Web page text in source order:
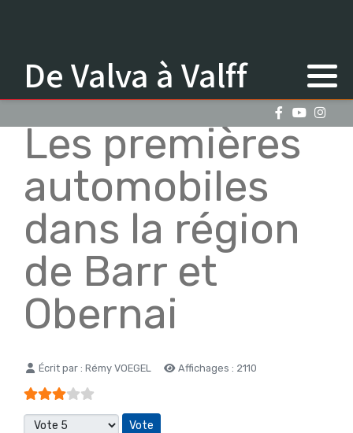
De Valva à Valff
Les premières
automobiles
dans la région
de Barr et
Obernai
Détails
Écrit par : Rémy VOEGEL Affichages : 2110
Vote utilisateur:
Veuillez voter